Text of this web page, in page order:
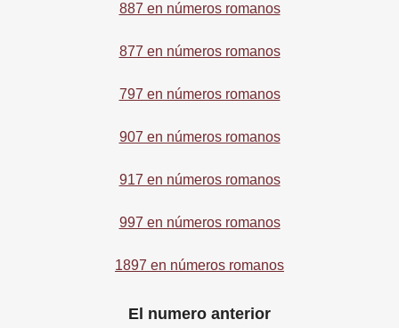
887 en números romanos
877 en números romanos
797 en números romanos
907 en números romanos
917 en números romanos
997 en números romanos
1897 en números romanos
El numero anterior